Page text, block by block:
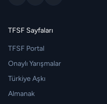
TFSF Sayfaları
TFSF Portal
Onaylı Yarışmalar
Türkiye Aşkı
Almanak